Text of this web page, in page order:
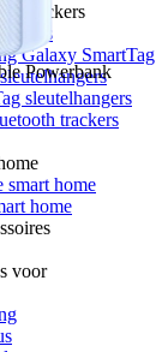
trackers
Galaxy SmartTag
sleutelhangers
trackers
smart home
home
voor
Powerbank